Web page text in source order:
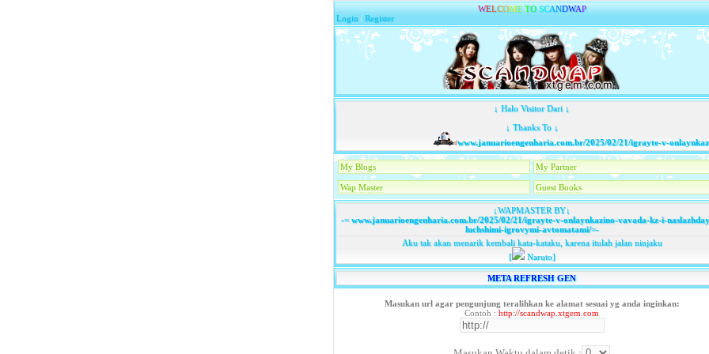
WELCOME TO SCANDWAP
Login |Register
↓ Halo Visitor Dari ↓
↓ Thanks To ↓
www.januarioengenharia.com.br/2025/02/21/igrayte-v-
My Blogs My Partner
Wap Master Guest Books
↓WAPMASTER BY↓
-=www.januarioengenharia.com.br/2025/02/21/igrayte-v-onlaynkazino-vavada-kz-i-
luchshimi-igrovymi-avtomatami/=-
Aku tak akan menarik kembali kata-kataku, karena itulah jalan ninjaku
[
Naruto]
META REFRESH GEN
Masukan url agar pengunjung teralihkan ke alamat sesuai yg anda inginkan:
Contoh : http://scandwap.xtgem.com